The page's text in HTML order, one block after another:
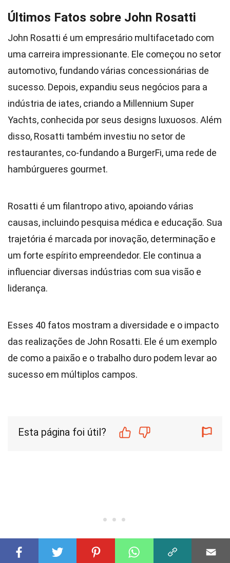
Últimos Fatos sobre John Rosatti
John Rosatti é um empresário multifacetado com
uma carreira impressionante. Ele começou no setor
automotivo, fundando várias concessionárias de
sucesso. Depois, expandiu seus negócios para a
indústria de iates, criando a Millennium Super
Yachts, conhecida por seus designs luxuosos. Além
disso, Rosatti também investiu no setor de
restaurantes, co-fundando a BurgerFi, uma rede de
hambúrgueres gourmet.
Rosatti é um filantropo ativo, apoiando várias
causas, incluindo pesquisa médica e educação. Sua
trajetória é marcada por inovação, determinação e
um forte espírito empreendedor. Ele continua a
influenciar diversas indústrias com sua visão e
liderança.
Esses 40 fatos mostram a diversidade e o impacto
das realizações de John Rosatti. Ele é um exemplo
de como a paixão e o trabalho duro podem levar ao
sucesso em múltiplos campos.
Esta página foi útil?